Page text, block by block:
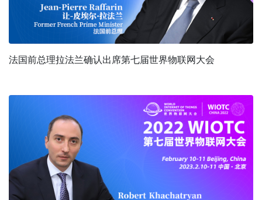
法国前总理拉法兰确认出席第七届世界物联网大会